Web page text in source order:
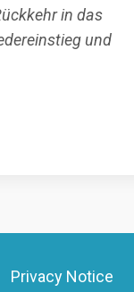
in das
und
Privacy Notice